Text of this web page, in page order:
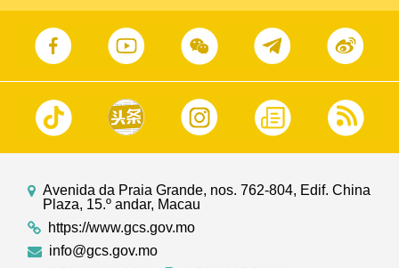
Avenida da Praia Grande, nos. 762-804, Edif. China
Plaza, 15.º andar, Macau
https://www.gcs.gov.mo
info@gcs.gov.mo